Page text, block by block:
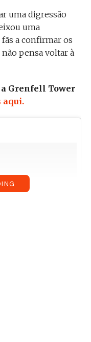
uma digressão
uma
a confirmar os
pensa voltar à
Grenfell Tower
aqui.